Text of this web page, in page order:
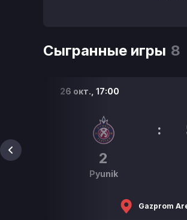
Сыгранные игры 8
26 окт.,17:00
2
Pyunik
:
Gazprom